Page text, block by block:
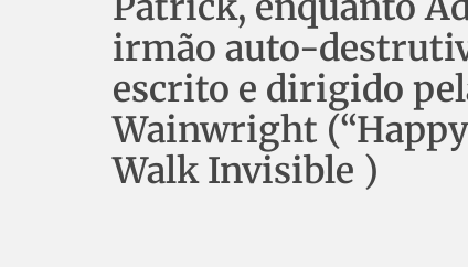
irmão auto-
escrito e dirigido
Wainwright
Walk Invisible )